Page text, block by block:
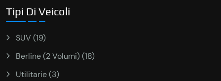
Tipi Di Veicoli
SUV (19)
Berline (2 Volumi) (18)
Utilitarie (3)